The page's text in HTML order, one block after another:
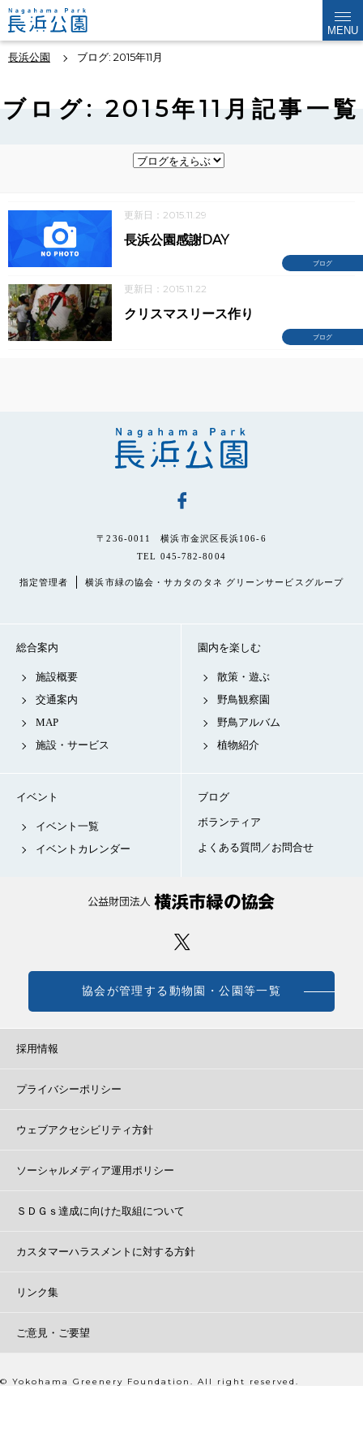
MENU
長浜公園 ブログ: 2015年11月
ブログ: 2015年11月記事一覧
更新日：2015.11.29
ブログ
長浜公園感謝DAY
更新日：2015.11.22
ブログ
クリスマスリース作り
〒236-0011 横浜市金沢区長浜106-6
TEL 045-782-8004
指定管理者 横浜市緑の協会・サカタのタネ グリーンサービスグループ
総合案内
施設概要
交通案内
MAP
施設・サービス
園内を楽しむ
散策・遊ぶ
野鳥観察園
野鳥アルバム
植物紹介
イベント
イベント一覧
イベントカレンダー
ブログ
ボランティア
よくある質問／お問合せ
協会が管理する動物園・公園等一覧
採用情報
プライバシーポリシー
ウェブアクセシビリティ方針
ソーシャルメディア運用ポリシー
ＳＤＧｓ達成に向けた取組について
カスタマーハラスメントに対する方針
リンク集
ご意見・ご要望
© Yokohama Greenery Foundation. All right reserved.